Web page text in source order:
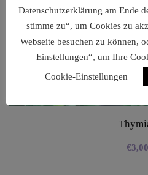
€3,00
Datenschutzerklärung am Ende
stimme zu“, um Cookies zu
Webseite besuchen zu können,
Einstellungen“, um Ihre
Cookie-Einstellungen